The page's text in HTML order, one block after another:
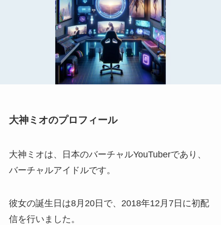
大神ミオのプロフィール
大神ミオは、日本のバーチャルYouTuberであり、
バーチャルアイドルです。
彼女の誕生日は8月20日で、2018年12月7日に初配
信を行いました。